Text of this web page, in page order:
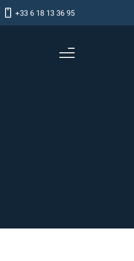
+33 6 18 13 36 95